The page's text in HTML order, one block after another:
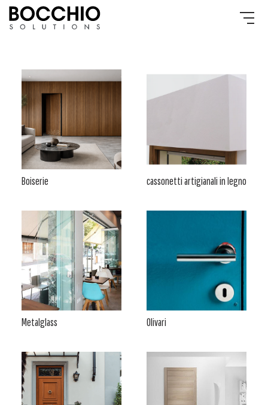
Boiserie cassonetti artigianali in legno
Metalglass Olivari